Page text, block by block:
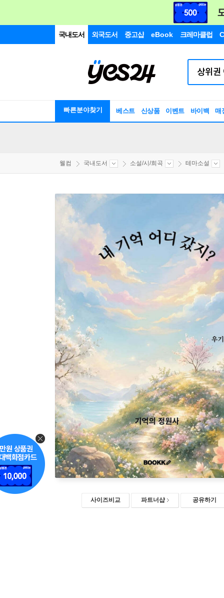
국내도서 외국도서 중고샵 eBook 크레마클럽
빠른분야찾기 베스트 신상품 이벤트 바이백 매
웰컴 국내도서 소설/시/희곡 테마소설
사이즈비교 파트너샵 공유하기